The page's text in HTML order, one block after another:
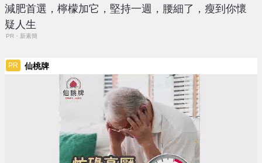
減肥首選，檸檬加它，堅持一週，腰細了，瘦到你懷
疑人生
PR・新素簡
PR 仙桃牌